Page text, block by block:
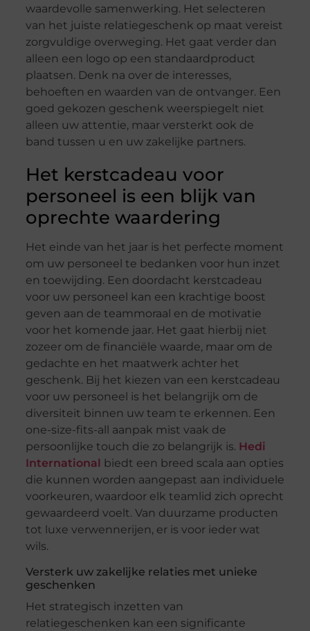
waardevolle samenwerking. Het selecteren
van het juiste relatiegeschenk op maat vereist
zorgvuldige overweging. Het gaat verder dan
alleen een logo op een standaardproduct
plaatsen. Denk na over de interesses,
behoeften en waarden van de ontvanger. Een
goed gekozen geschenk weerspiegelt niet
alleen uw attentie, maar versterkt ook de
band tussen u en uw zakelijke partners.
Het kerstcadeau voor
personeel is een blijk van
oprechte waardering
Het einde van het jaar is het perfecte moment
om uw personeel te bedanken voor hun inzet
en toewijding. Een doordacht kerstcadeau
voor uw personeel kan een krachtige boost
geven aan de teammoraal en de motivatie
voor het komende jaar. Het gaat hierbij niet
zozeer om de financiële waarde, maar om de
gedachte en het maatwerk achter het
geschenk. Bij het kiezen van een kerstcadeau
voor uw personeel is het belangrijk om de
diversiteit binnen uw team te erkennen. Een
one-size-fits-all aanpak mist vaak de
persoonlijke touch die zo belangrijk is. Hedi
International biedt een breed scala aan opties
die kunnen worden aangepast aan individuele
voorkeuren, waardoor elk teamlid zich oprecht
gewaardeerd voelt. Van duurzame producten
tot luxe verwennerijen, er is voor ieder wat
wils.
Versterk uw zakelijke relaties met unieke
geschenken
Het strategisch inzetten van
relatiegeschenken kan een significante